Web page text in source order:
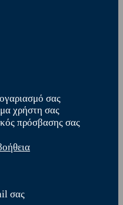
σας
χρήστη σας
πρόσβασης σας
σας